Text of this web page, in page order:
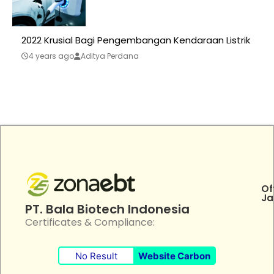
2022 Krusial Bagi Pengembangan Kendaraan Listrik
4 years ago Aditya Perdana
PT. Bala Biotech Indonesia
Certificates & Compliance:
No Result Website Carbon